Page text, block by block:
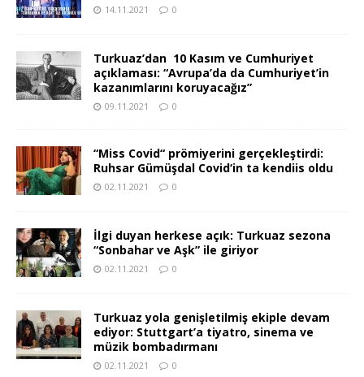
14.11.2021 0
Turkuaz’dan 10 Kasım ve Cumhuriyet
açıklaması: “Avrupa’da da Cumhuriyet’in
kazanımlarını koruyacağız”
09.11.2021 0
“Miss Covid“ prömiyerini gerçekleştirdi:
Ruhsar Gümüşdal Covid‘in ta kendiis oldu
02.11.2021 0
İlgi duyan herkese açık: Turkuaz sezona
“Sonbahar ve Aşk” ile giriyor
02.11.2021 0
Turkuaz yola genişletilmiş ekiple devam
ediyor: Stuttgart’a tiyatro, sinema ve
müzik bombadırmanı
02.11.2021 0